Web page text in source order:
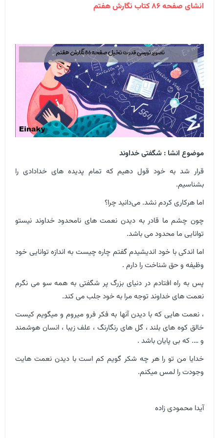
انشای صفحه ۸۶ کتاب نگارش هفتم
موضوع انشا : شگفتی خداوند
قرار شد به خود قول دهیم که تمام پدیده های خدادادی را
بشناسیم.
اما هرکاری کردم نشد. می‌دانید چرا؟
چون چشم ما قادر به دیدن نعمت های نامحدود خداوند نیستو
توانایی ما محدود می باشد.
اما اندکی با خود اندیشیدم گفتم چاره چیست به اندازه توانایی خود
وظیفه و حق شناخت را دارم .
پس به راه افتادم در دنیای بزرگ پر شگفتی به همه سو می نگرم
نعمت های خداوند توجه مرا به خود جلب می کند.
، نعمت هایی که با دیدن آنها به فکر فرو میروم و میگویم کیست
خالق کوه های بلند ، گل های رنگارنگ ، علف زیبا ، انسان هوشمند
و …. که بی پایان باشد .
خدایا من تو را هر چه شکر گویم کم است با دیدن نعمت هایت
وجودت را لمس میکنم.
آیدا محمودی زاده